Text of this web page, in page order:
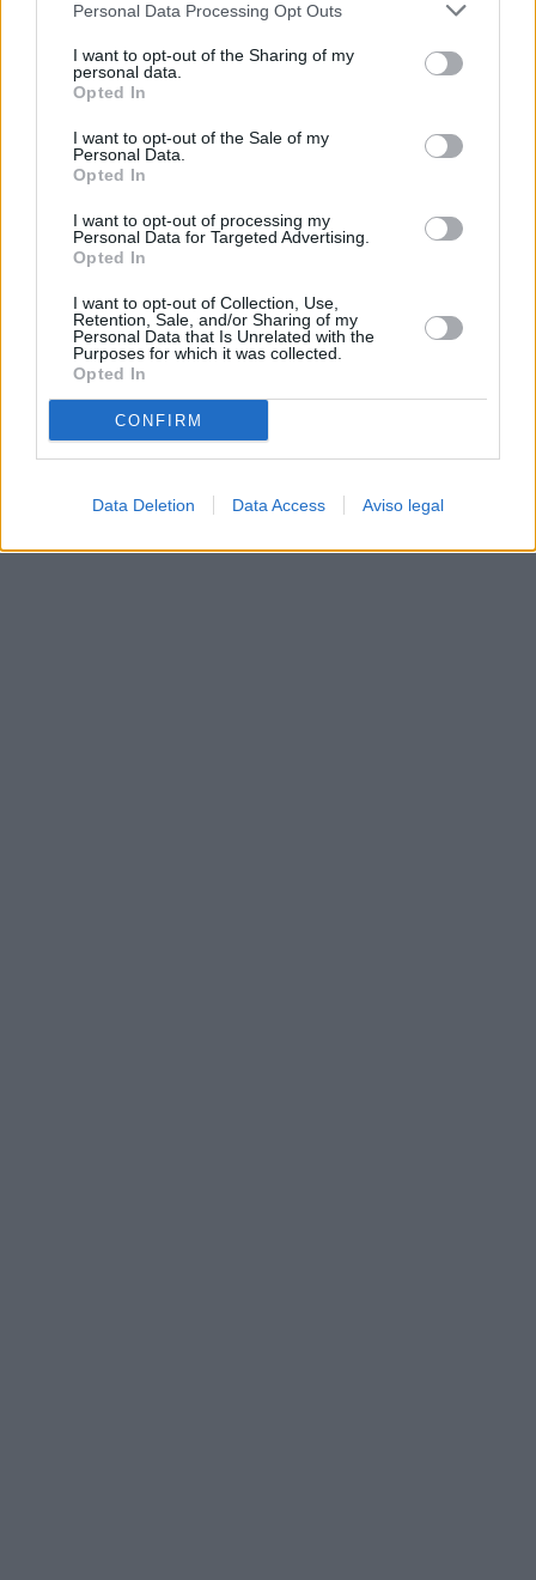
negar su consentimiento. Tenga en cuenta que algún
de su consentimiento, pero usted tiene el derecho de
rechazar tal procesamiento. Sus preferencias se aplicarán
cualquier momento entrando de nuevo en este sitio web o
visitando nuestra política de privacidad.
Personal Data Processing Opt Outs
I want to opt-out of the Sharing of my
personal data.
Opted In
I want to opt-out of the Sale of my
Personal Data.
Opted In
I want to opt-out of processing my
Personal Data for Targeted Advertising.
Opted In
I want to opt-out of Collection, Use,
Retention, Sale, and/or Sharing of my
Personal Data that Is Unrelated with the
Purposes for which it was collected.
Opted In
CONFIRM
Data Deletion Data Access Aviso legal